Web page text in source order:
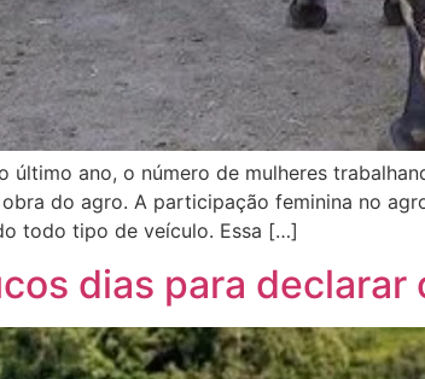
último ano, o número de mulheres
do agro. A participação feminina no
todo tipo de veículo. Essa […]
dias para